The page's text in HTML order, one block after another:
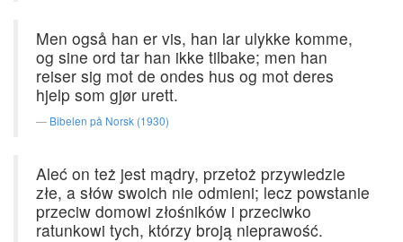
Men også han er vis, han lar ulykke komme,
og sine ord tar han ikke tilbake; men han
reiser sig mot de ondes hus og mot deres
hjelp som gjør urett.
Bibelen på Norsk (1930)
Aleć on też jest mądry, przetoż przywiedzie
złe, a słów swoich nie odmieni; lecz powstanie
przeciw domowi złośników i przeciwko
ratunkowi tych, którzy broją nieprawość.